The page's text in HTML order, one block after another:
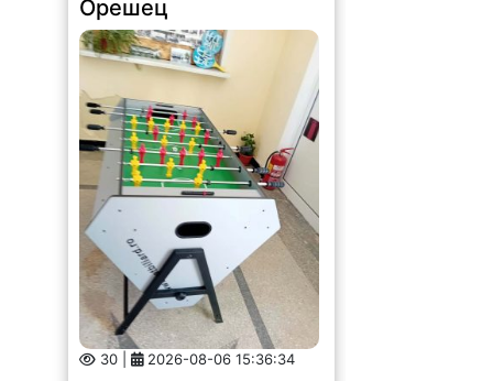
30 | 2026-08-06 15:36:34
Създаден е като място за срещи,
приятелства, забавление и